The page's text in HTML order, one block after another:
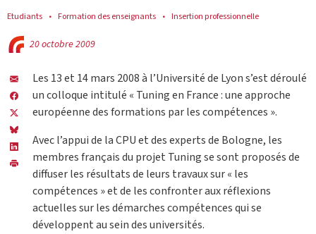
Etudiants Formation des enseignants Insertion professionnelle
20 octobre 2009
Les 13 et 14 mars 2008 à l’Université de Lyon s’est déroulé
un colloque intitulé « Tuning en France : une approche
européenne des formations par les compétences ».
Avec l’appui de la CPU et des experts de Bologne, les
membres français du projet Tuning se sont proposés de
diffuser les résultats de leurs travaux sur « les
compétences » et de les confronter aux réflexions
actuelles sur les démarches compétences qui se
développent au sein des universités.